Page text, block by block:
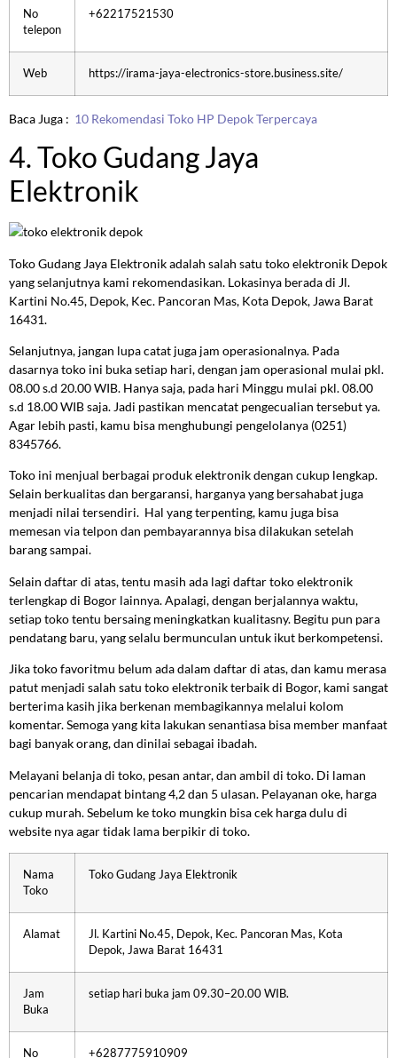
No
telepon
+62217521530
Web https://irama-jaya-electronics-store.business.site/
Baca Juga : 10 Rekomendasi Toko HP Depok Terpercaya
4. Toko Gudang Jaya
Elektronik
Toko Gudang Jaya Elektronik adalah salah satu toko elektronik Depok
yang selanjutnya kami rekomendasikan. Lokasinya berada di Jl.
Kartini No.45, Depok, Kec. Pancoran Mas, Kota Depok, Jawa Barat
16431.
Selanjutnya, jangan lupa catat juga jam operasionalnya. Pada
dasarnya toko ini buka setiap hari, dengan jam operasional mulai pkl.
08.00 s.d 20.00 WIB. Hanya saja, pada hari Minggu mulai pkl. 08.00
s.d 18.00 WIB saja. Jadi pastikan mencatat pengecualian tersebut ya.
Agar lebih pasti, kamu bisa menghubungi pengelolanya (0251)
8345766.
Toko ini menjual berbagai produk elektronik dengan cukup lengkap.
Selain berkualitas dan bergaransi, harganya yang bersahabat juga
menjadi nilai tersendiri. Hal yang terpenting, kamu juga bisa
memesan via telpon dan pembayarannya bisa dilakukan setelah
barang sampai.
Selain daftar di atas, tentu masih ada lagi daftar toko elektronik
terlengkap di Bogor lainnya. Apalagi, dengan berjalannya waktu,
setiap toko tentu bersaing meningkatkan kualitasny. Begitu pun para
pendatang baru, yang selalu bermunculan untuk ikut berkompetensi.
Jika toko favoritmu belum ada dalam daftar di atas, dan kamu merasa
patut menjadi salah satu toko elektronik terbaik di Bogor, kami sangat
berterima kasih jika berkenan membagikannya melalui kolom
komentar. Semoga yang kita lakukan senantiasa bisa member manfaat
bagi banyak orang, dan dinilai sebagai ibadah.
Melayani belanja di toko, pesan antar, dan ambil di toko. Di laman
pencarian mendapat bintang 4,2 dan 5 ulasan. Pelayanan oke, harga
cukup murah. Sebelum ke toko mungkin bisa cek harga dulu di
website nya agar tidak lama berpikir di toko.
Nama
Toko
Toko Gudang Jaya Elektronik
Alamat
Jl. Kartini No.45, Depok, Kec. Pancoran Mas, Kota
Depok, Jawa Barat 16431
Jam
Buka
setiap hari buka jam 09.30–20.00 WIB.
No
+6287775910909